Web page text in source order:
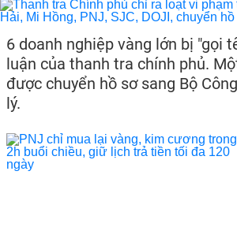
6 doanh nghiệp vàng lớn bị "gọi
luận của thanh tra chính phủ.
được chuyển hồ sơ sang Bộ
lý.